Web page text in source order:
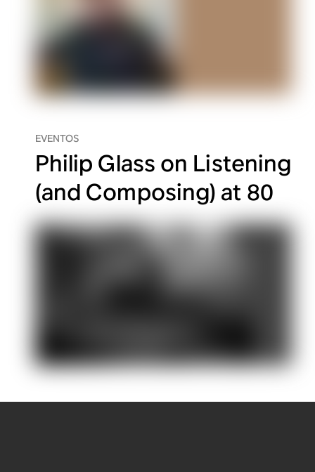
EVENTOS
Philip Glass on Listening
(and Composing) at 80